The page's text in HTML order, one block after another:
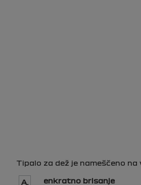
Tipalo za dež je nameščeno
A. enkratno brisanje